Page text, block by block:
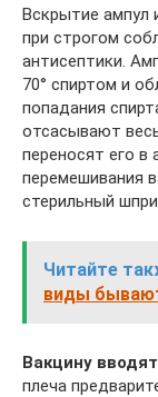
Вскрытие ампул
при строгом
антисептики.
70° спиртом и
попадания
отсасывают
переносят его в
перемешивания
стерильный
Читайте
виды
Вакцину
плеча